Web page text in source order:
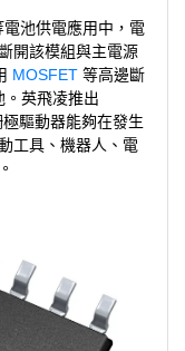
池供電應用中，電
開該模組與主電源
MOSFET等高邊斷
。英飛凌推出
驅動器能夠在發生
工具、機器人、電